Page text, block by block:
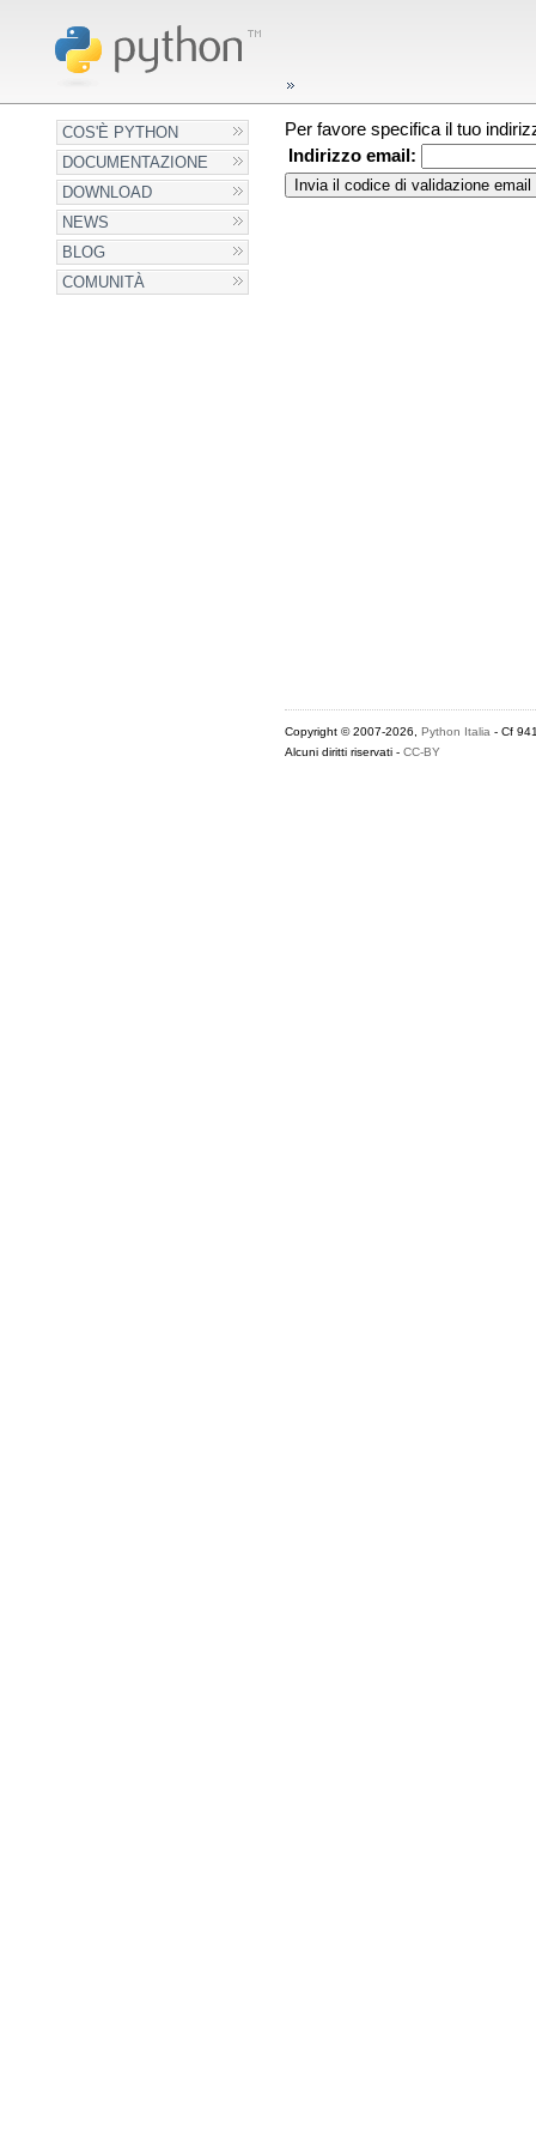
COS'È PYTHON
DOCUMENTAZIONE
DOWNLOAD
NEWS
BLOG
COMUNITÀ
Per favore specifica il tuo
Indirizzo email:
Copyright © 2007-2026, Python Italia - Cf
Alcuni diritti riservati - CC-BY